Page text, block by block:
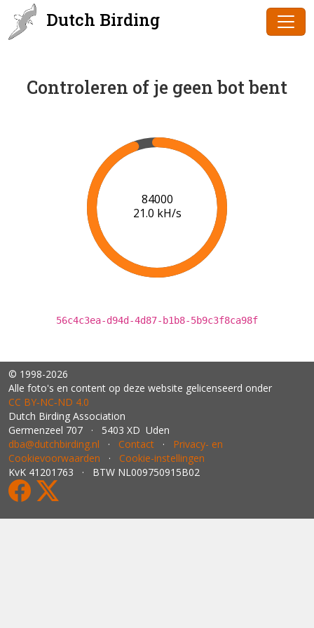
Dutch Birding
Controleren of je geen bot bent
86000
21.1 kH/s
56c4c3ea-d94d-4d87-b1b8-5b9c3f8ca98f
© 1998-2026
Alle foto's en content op deze website gelicenseerd onder
CC BY‑NC‑ND 4.0
Dutch Birding Association
Germenzeel 707 · 5403 XD Uden
dba@dutchbirding.nl · Contact · Privacy- en
Cookievoorwaarden · Cookie-instellingen
KvK 41201763 · BTW NL009750915B02